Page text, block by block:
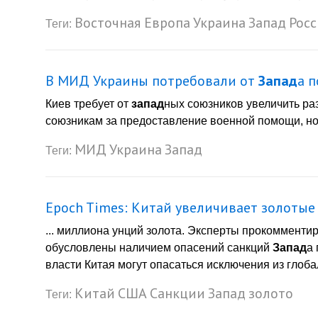
Теги: Восточная ЕвропаУкраина Запад
В МИД Украины потребовали от Запада
Киев требует от западных союзников увеличить
союзникам за предоставление военной помощи,
Теги: МИДУкраина Запад
Epoch Times: Китай увеличивает
... миллиона унций золота. Эксперты
обусловлены наличием опасений санкций Запада
власти Китая могут опасаться исключения из
Теги: Китай СШАСанкции Запад золото